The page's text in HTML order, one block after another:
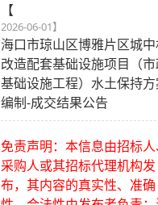
【
2026-06-01】
海口市琼山区博雅片区城
改造配套基础设施项目（
基础设施工程）水土保持
编制-成交结果公告
免责声明：本信息由招标人
采购人或其招标代理机构发
布，其内容的真实性、准确